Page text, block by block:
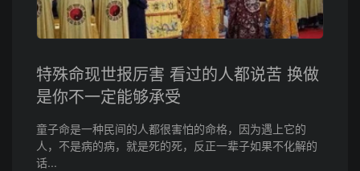
特殊命现世报厉害 看过的人都说苦 换做
是你不一定能够承受
童子命是一种民间的人都很害怕的命格，因为遇上它的
人，不是病的病，就是死的死，反正一辈子如果不化解的
话...